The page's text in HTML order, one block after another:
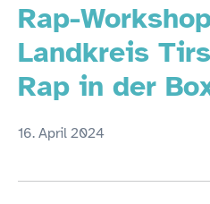
Rap-
Landkreis
Rap in der
16. April 2024